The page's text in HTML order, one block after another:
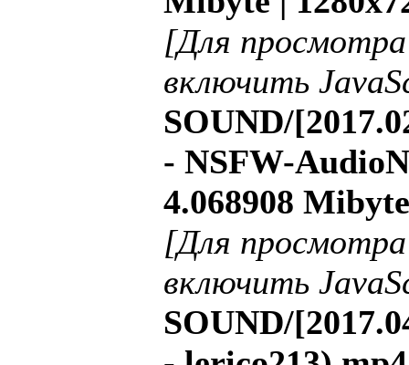
[Для
включить
SOUND/
- NSFW-
4.068908
[Для
включить
SOUND/